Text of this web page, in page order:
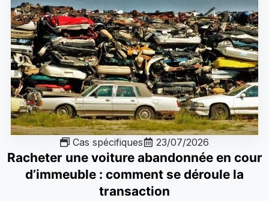
Cas spécifiques 23/07/2026
Racheter une voiture abandonnée en cour
d’immeuble : comment se déroule la
transaction